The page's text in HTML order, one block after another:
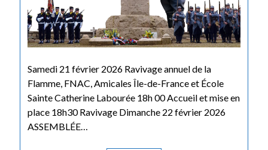
Samedi 21 février 2026 Ravivage annuel de la
Flamme, FNAC, Amicales Île-de-France et École
Sainte Catherine Labourée 18h 00 Accueil et mise en
place 18h30 Ravivage Dimanche 22 février 2026
ASSEMBLÉE…